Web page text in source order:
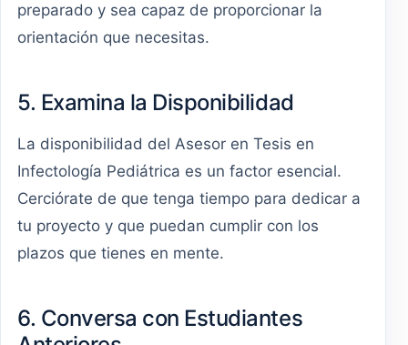
preparado y sea capaz de proporcionar la
orientación que necesitas.
5. Examina la Disponibilidad
La disponibilidad del Asesor en Tesis en
Infectología Pediátrica es un factor esencial.
Cerciórate de que tenga tiempo para dedicar a
tu proyecto y que puedan cumplir con los
plazos que tienes en mente.
6. Conversa con Estudiantes